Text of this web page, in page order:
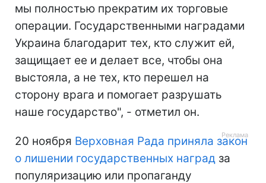
мы полностью прекратим их торговые
операции. Государственными наградами
Украина благодарит тех, кто служит ей,
защищает ее и делает все, чтобы она
выстояла, а не тех, кто перешел на
сторону врага и помогает разрушать
наше государство", - отметил он.
20 ноября Верховная Рада приняла закон
о лишении государственных наград за
популяризацию или пропаганду